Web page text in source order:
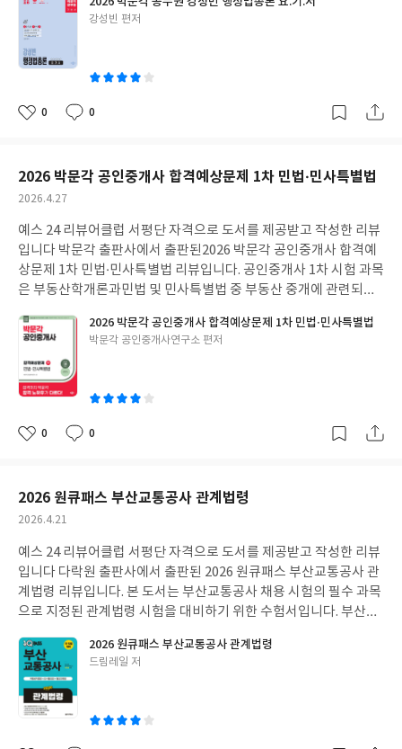
한 내용을 즉시 확인하고 연도별 출제 경향을 파악할 수 있습니다.
본 수험서를 통해 전체적인 답안 골격을 잡은 후체계적으로 반복 학
습을 진행한다면실제 시험에서도 좋은 결과를 기대할 수 있을 것입
니다. #리뷰어클럽리뷰 #자격증
득점이 필수적이며과목별 과락 없이 높은 평균 점수를 확보해야 합
격이 가능합니다. 행정법은 방대한 양과 생소한 용어 때문에수험생
들이 어렵게 느끼는 과목 중 하나이지만최신 판례와 법령의 흐름을
잘 파악해두면실전에서 확실하게 점수를 올릴 수 있는 효자 과목이
기도 합니다.단순히 지문을 외우기보다 흐름을 이해하고 실전 지문
에 응용하는 능력이 중요합니다. 본 수험서는 전면 개정을 통해 방대
행정법의 흐름을 자연스럽게 따라갈 수 있도록 돕습니다. 내용 중 중
요한 부분에는 색상과 밑줄 표시를 적용하고중요도에 따라 별표 표
시를 해두어어떤 키워드를 중심으로 회독을 늘려야 하는지직관적
으로 파악할 수 있도록 구성된 점이 돋보입니다. 또한 출판일 기준
최신 판례와 개정 법령이 완벽히 반영되어최신 출제 경향을 놓치지
않을 수 있고이론 설명 바로 옆에 배치된 기출 OX 문제를 통해공부
한 내용을 즉시 확인하고 실전 감각을 기를 수 있습니다. 본 수험서
시험에서도 좋은 결과를 기대할 수 있을 것입니다. #리뷰어클럽리
뷰 #자격증 #공무원 #기본서 #행정법
글
강성빈 편저
좋
0
댓
0
작
2026 박문각 공인중개사 합격예상문제 1차 민법·민사특별법
작
일
2026.4.27
예스 24 리뷰어클럽 서평단 자격으로 도서를 제공받고 작성한 리뷰
입니다 박문각 출판사에서 출판된2026 박문각 공인중개사 합격예
상문제 1차 민법·민사특별법 리뷰입니다. 공인중개사 1차 시험 과목
은 부동산학개론과민법 및 민사특별법 중 부동산 중개에 관련되는
다.합격 기준은 각 과목 100점 만점 기준으로 하여과목별 40점 이
상, 차수별 전체 평균 60점 이상 득점해야 합격 가능합니다. 1차 시
험에서 민법은 공부해야 할 양이 많고 생소한 판례가 많아수험생들
이 어렵게 느끼는 과목이지만기출 유형을 반복하여 익히면점수를
안정적으로 확보할 수 있는 전략 과목이기도 합니다.단순히 지문을
암기하기보다출제자의 의도를 파악하고 실전 문제에 응용하는 과
는 체계적인 연습 과정이 필요합니다. 본 수험서는 최근 기출문제를
분석하여 도표로 정리해 두어제37회 시험의 주요 흐름과 출제 경향
을 한눈에 파악할 수 있습니다.단원별 핵심 테마에 맞춰 100% 기출
지문을 기반으로 문제가 배치되어 있어수험생들이 실전 감각을 기
르고 학습 방향을 잡는 데 도움을 줍니다. 비전공자나 초심자가 어려
워할 수 있는 판례와 복잡한 지문은단원을 대표하는 대표유형 문제
를 통해 먼저 제시하여어떤 키워드를 중심으로 문제를 풀어야 하는
에 난이도 및 핵심키워드 포인트 표시를 하여문제를 풀면서도 스스
로 분석하며 중요한 내용을 숙지하고 셀프 테스트가 가능하도록 도
와줍니다. 문제 풀이 뿐만 아니라 책 속의 책으로 구성된 상세한 해
설을 통해 혼자서도 오답 정리와 복습이 가능합니다.실제 시험장 분
위기를 연습할 수 있는 실전적인 구성이면서도문제와 해설이 분리
된 스마트한 형태로 되어 있어반복 학습을 통해 정답률을 높이고 싶
2026 박문각 공인중개사 합격예상문제 1차 민법·민사특별법
글
박문각 공인중개사연구소 편저
좋
0
댓
0
작
2026 원큐패스 부산교통공사 관계법령
작
일
2026.4.21
예스 24 리뷰어클럽 서평단 자격으로 도서를 제공받고 작성한 리뷰
입니다 다락원 출판사에서 출판된 2026 원큐패스 부산교통공사 관
계법령 리뷰입니다. 본 도서는 부산교통공사 채용 시험의 필수 과목
으로 지정된 관계법령 시험을 대비하기 위한 수험서입니다. 부산교
가 있고 합격의 당락을 결정짓는 핵심 변수인 만큼철도 관련 기업 취
업을 준비하며 단기간에효율적인 학습과 실전 감각을 익히고 싶은
분들에게 유용한 수험서입니다. 관계법령은 방대한 법조문을 다루
고 있어 비전공자에게는 용어가 생소할 수 있으며단순 암기만으로
는 고득점을 얻기 어렵습니다. 최신 개정 사항을 반영한 출제 빈도가
2026 원큐패스 부산교통공사 관계법령
글
드림레일 저